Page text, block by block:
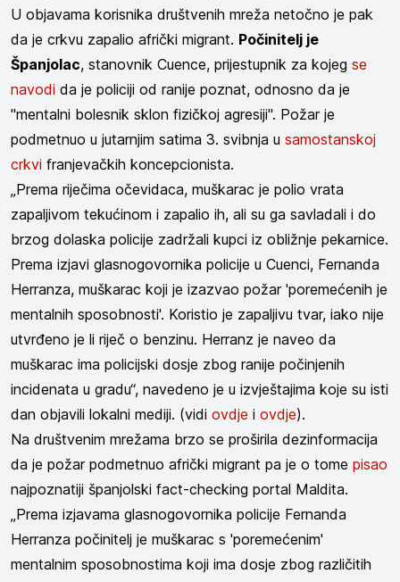
U objavama korisnika društvenih mreža netočno je pak
da je crkvu zapalio afrički migrant. Počinitelj je
Španjolac, stanovnik Cuence, prijestupnik za kojeg se
navodi da je policiji od ranije poznat, odnosno da je
"mentalni bolesnik sklon fizičkoj agresiji". Požar je
podmetnuo u jutarnjim satima 3. svibnja u samostanskoj
crkvi franjevačkih koncepcionista.
„Prema riječima očevidaca, muškarac je polio vrata
zapaljivom tekućinom i zapalio ih, ali su ga savladali i do
brzog dolaska policije zadržali kupci iz obližnje pekarnice.
Prema izjavi glasnogovornika policije u Cuenci, Fernanda
Herranza, muškarac koji je izazvao požar 'poremećenih je
mentalnih sposobnosti'. Koristio je zapaljivu tvar, iako nije
utvrđeno je li riječ o benzinu. Herranz je naveo da
muškarac ima policijski dosje zbog ranije počinjenih
incidenata u gradu“, navedeno je u izvještajima koje su isti
dan objavili lokalni mediji. (vidi ovdje i ovdje).
Na društvenim mrežama brzo se proširila dezinformacija
da je požar podmetnuo afrički migrant pa je o tome pisao
najpoznatiji španjolski fact-checking portal Maldita.
„Prema izjavama glasnogovornika policije Fernanda
Herranza počinitelj je muškarac s 'poremećenim'
mentalnim sposobnostima koji ima dosje zbog različitih